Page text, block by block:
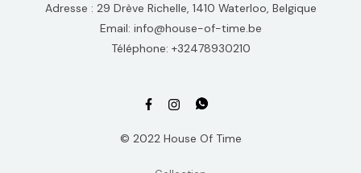
Adresse : 29 Drève Richelle, 1410 Waterloo, Belgique
Email: info@house-of-time.be
Téléphone: +32478930210
© 2022 House Of Time